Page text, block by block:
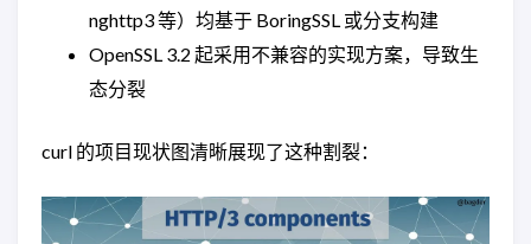
nghttp3 等）均基于 BoringSSL 或分支构建
OpenSSL 3.2 起采用不兼容的实现方案，导致生
态分裂
curl 的项目现状图清晰展现了这种割裂：